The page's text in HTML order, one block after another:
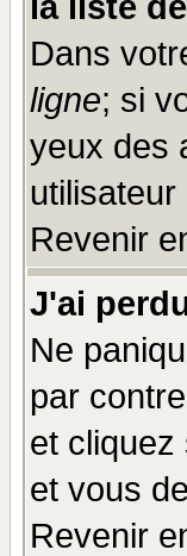
Dans
ligne; si
yeux des
utilisateur
Revenir
J'ai
Ne
par
et cliquez
et vous
Revenir